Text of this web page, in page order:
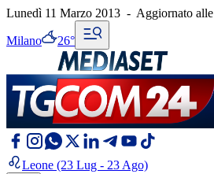
Lunedì 11 Marzo 2013 - Aggiornato alle
Milano 26°
Leone (23 Lug - 23 Ago)